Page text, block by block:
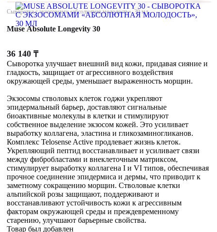
Сыворотка с экзосомами «абсолютная молодость», 30 мл
Muse Absolute Longevity 30
36 140 ₸
Сыворотка улучшает внешний вид кожи, придавая сияние и
гладкость, защищает от агрессивного воздействия
окружающей среды, уменьшает выраженность морщин.
Экзосомы стволовых клеток годжи укрепляют
эпидермальный барьер, доставляют сигнальные
биоактивные молекулы в клетки и стимулируют
собственное выделение экзосом кожей. Это усиливает
выработку коллагена, эластина и гликозаминогликанов.
Комплекс Telosense Active продлевает жизнь клеток.
Укрепляющий пептид восстанавливает и усиливает связи
между фибробластами и внеклеточным матриксом,
стимулирует выработку коллагена I и VI типов, обеспечивая
прочное соединение эпидермиса и дермы, что приводит к
заметному сокращению морщин. Стволовые клетки
альпийской розы защищают, поддерживают и
восстанавливают устойчивость кожи к агрессивным
факторам окружающей среды и преждевременному
старению, улучшают барьерные свойства.
Товар был добавлен